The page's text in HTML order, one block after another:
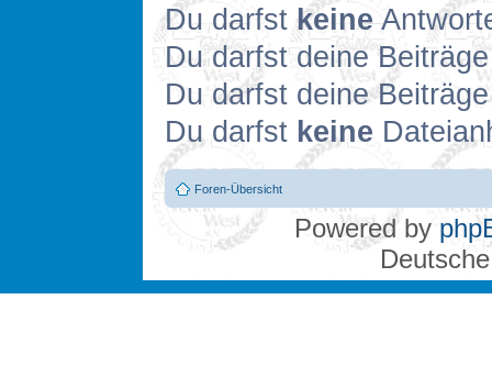
Du darfst keine
Du darfst deine
Du darfst deine
Du darfst keine
Foren-Übersicht
Powered by